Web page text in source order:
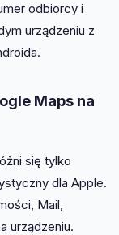
odbiorcy i
urządzeniu z
Maps na
się tylko
dla Apple.
Mail,
urządzeniu.